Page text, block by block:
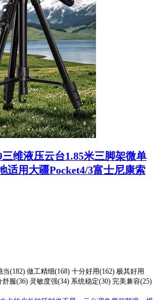
维液压云台1.85米三脚架微单
适用大疆Pocket4/3富士尼康索
当(182) 做工精细(168) 十分好用(162) 极其好用
舒服(36) 灵敏度强(34) 系统稳定(30) 完美兼容(25)